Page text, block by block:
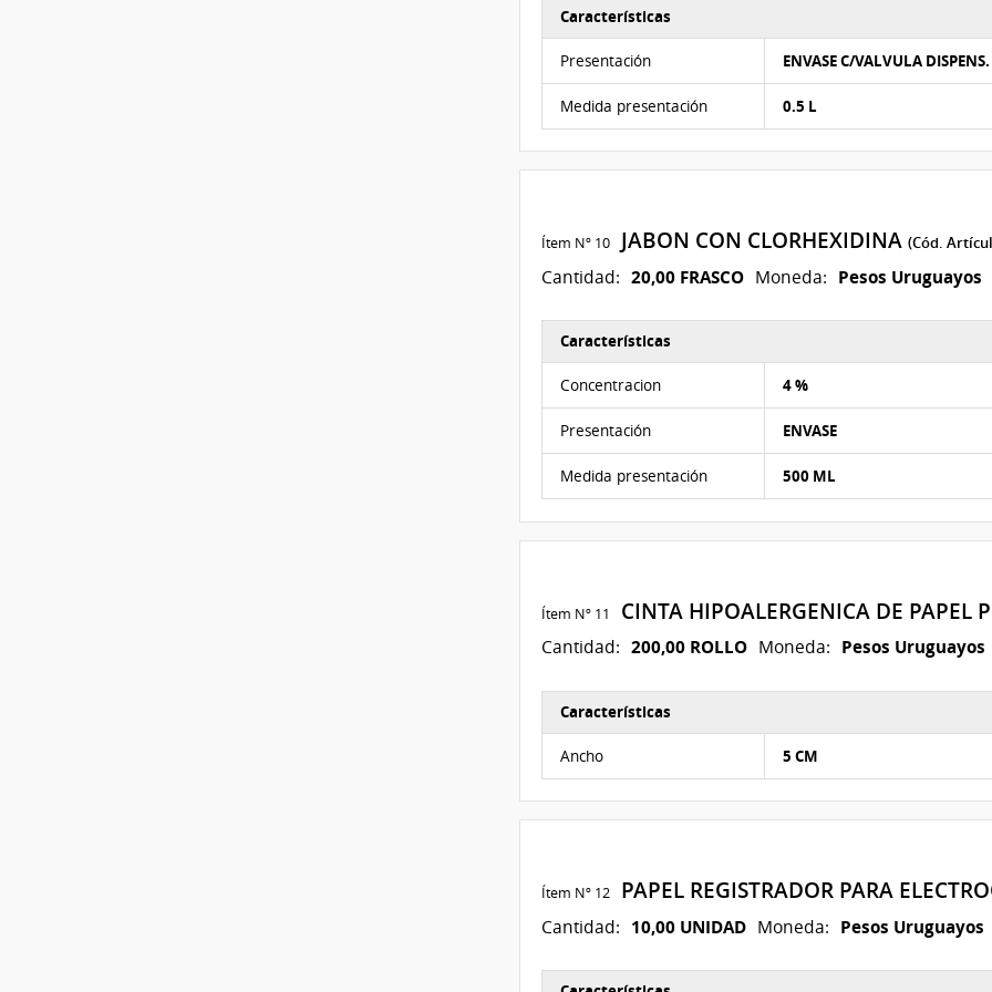
Características
Presentación ENVASE C/VALVULA DISPENS.
Medida presentación 0.5 L
Ítem Nº 10JABON CON CLORHEXIDINA (Cód.
Cantidad: 20,00 FRASCO Moneda: Pesos Uruguayos
Características
Concentracion 4 %
Presentación ENVASE
Medida presentación 500 ML
Ítem Nº 11 CINTA HIPOALERGENICA DE PAPEL
Cantidad: 200,00 ROLLO Moneda: Pesos Uruguayos
Características
Ancho 5 CM
Ítem Nº 12PAPEL REGISTRADOR PARA
Cantidad: 10,00 UNIDAD Moneda: Pesos Uruguayos